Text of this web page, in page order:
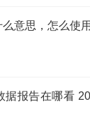
意思，怎么使
据报告在哪看